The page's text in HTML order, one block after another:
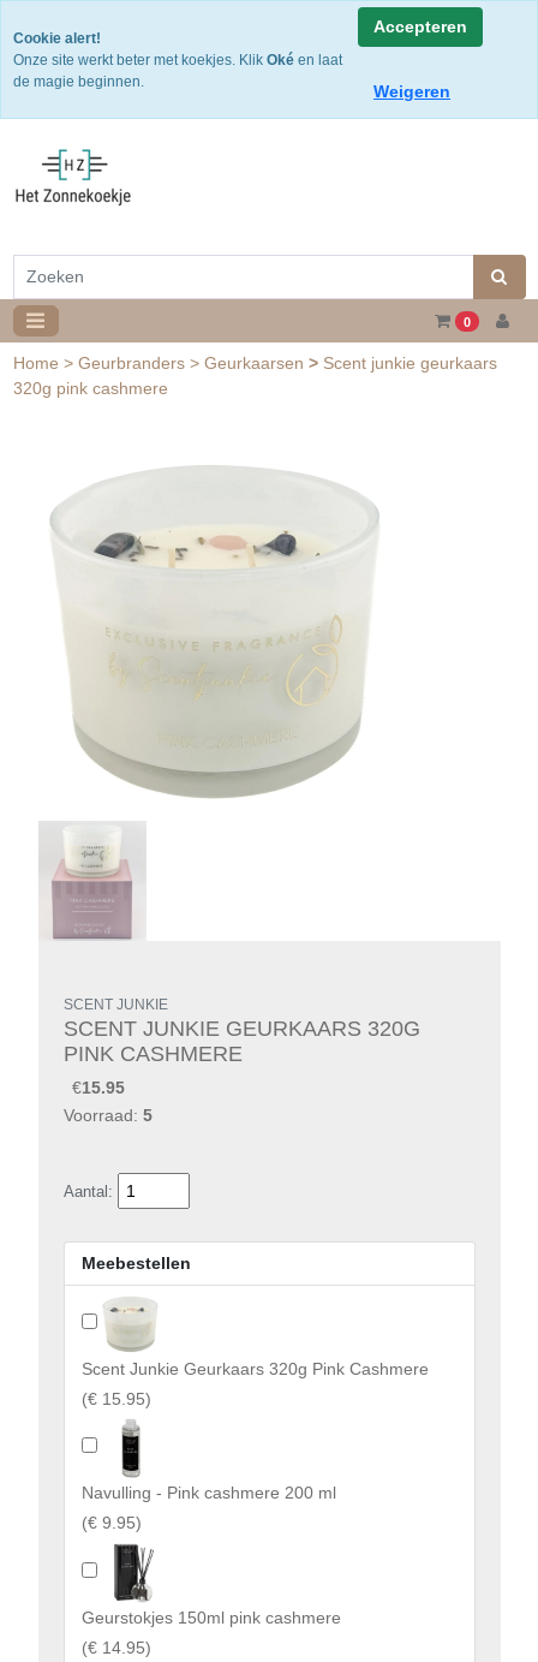
Gratis verzending v.a. €50,- NL of €75,-BE/DU
30 dagen retourtermijn
0
Home > Geurbranders > Geurkaarsen > Scent junkie geurkaars
320g pink cashmere
SCENT JUNKIE
SCENT JUNKIE GEURKAARS 320G
PINK CASHMERE
€15.95
Voorraad: 5
Aantal:
Meebestellen
Scent Junkie Geurkaars 320g Pink Cashmere
(€ 15.95)
Navulling - Pink cashmere 200 ml
(€ 9.95)
Geurstokjes 150ml pink cashmere
(€ 14.95)
Cookie alert!
Onze site werkt beter met koekjes. Klik Oké en laat
de magie beginnen.
Accepteren
Weigeren